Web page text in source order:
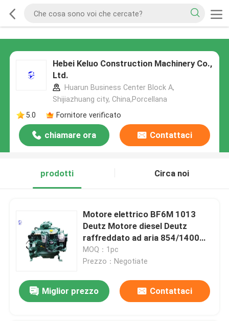
Hebei Keluo Construction Machinery Co.,
Ltd.
Huarun Business Center Block A,
Shijiazhuang city, China,Porcellana
5.0
Fornitore verificato
chiamare ora Contattaci
prodotti Circa noi
Motore elettrico BF6M 1013
Deutz Motore diesel Deutz
raffreddato ad aria 854/1400
N.M/R/Min
MOQ：1pc
Prezzo：Negotiate
Miglior prezzo Contattaci